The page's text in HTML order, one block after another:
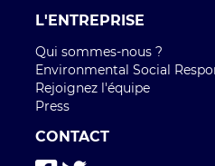
L'ENTREPRISE
Qui sommes-nous ?
Environmental Social
Rejoignez l'équipe
Press
CONTACT